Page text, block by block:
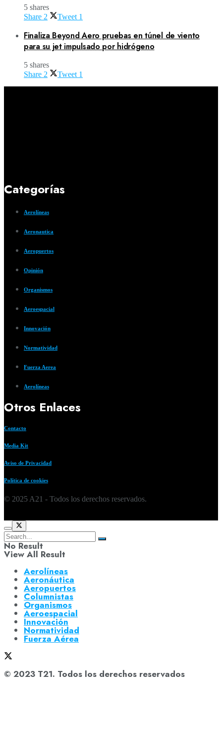
5 shares
Share 2 Tweet 1
Finaliza Beyond Aero pruebas en túnel de viento
para su jet impulsado por hidrógeno
5 shares
Share 2 Tweet 1
Categorías
Aerolíneas
Aeronautica
Aeropuertos
Opinión
Organismos
Aeroespacial
Innovación
Normatividad
Fuerza Aerea
Aerolíneas
Otros Enlaces
Contacto
Media Kit
Aviso de Privacidad
Política de cookies
© 2025 A21 - Todos los derechos reservados.
No Result
View All Result
Aerolíneas
Aeronáutica
Aeropuertos
Columnistas
Organismos
Aeroespacial
Innovación
Normatividad
Fuerza Aérea
© 2023 T21. Todos los derechos reservados